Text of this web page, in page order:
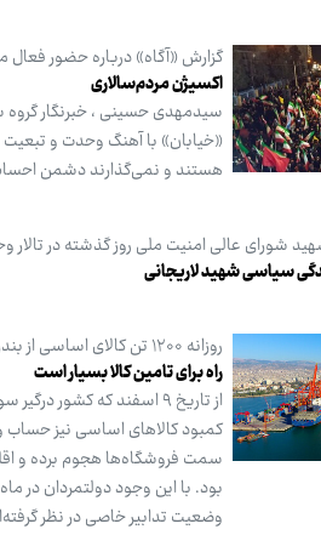
گزارش «آگاه» درباره حضور فعال
اکسیژن مردم‌سالاری
«خیابان» با آهنگ وحدت و
هستند و نمی‌گذارند دشمن
شورای عالی امنیت ملی روز گذشته در تالار
سیاسی شهید لاریجانی
روزانه ۱۲۰۰ تن کالای اساسی از بندر مرسین ترکیه وارد می‌شود
راه برای تامین کالا بسیار است
از تاریخ ۹ اسفند که
کمبود کالاهای اساسی نیز حساب
سمت فروشگاه‌ها هجوم برده و اقلام
بود. با این وجود دولتمردان در
وضعیت تدابیر خاصی در نظر